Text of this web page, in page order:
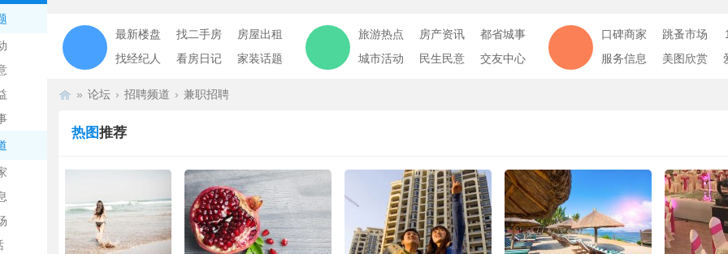
我知道了
最新楼盘 找二手房
房屋出租
找经纪人
看房日记 家装话题
旅游热点 房产资讯
都省城事
城市活动
民生民意 交友中心
口碑商家 跳蚤市场
服务信息
美图欣赏
» 论坛 › 招聘频道 › 兼职招聘
热图推荐